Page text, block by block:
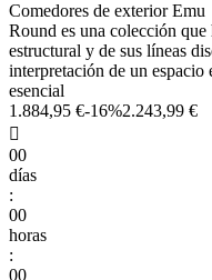
Comedores de exterior Emu
Round es una colección
estructural y de sus líneas
interpretación de un
esencial
1.884,95 €-16%2.243,99 €

00
días
:
00
horas
:
00